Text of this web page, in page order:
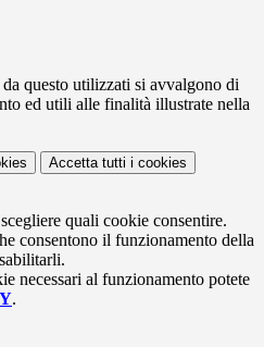
questo utilizzati si avvalgono di
ed utili alle finalità illustrate nella
Accetta tutti i cookies
quali cookie consentire.
consentono il funzionamento della
necessari al funzionamento potete
.